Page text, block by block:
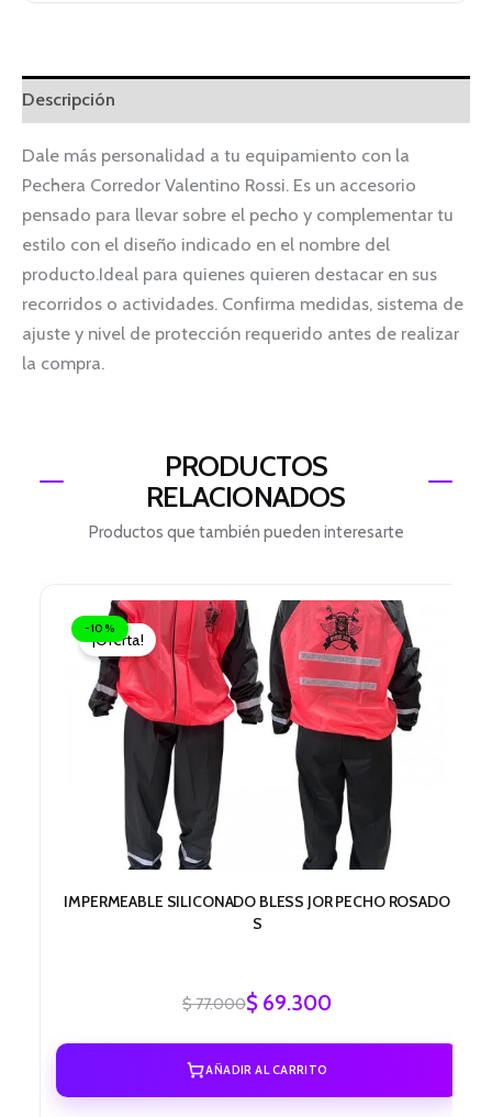
Descripción
Dale más personalidad a tu equipamiento con la
Pechera Corredor Valentino Rossi. Es un accesorio
pensado para llevar sobre el pecho y complementar tu
estilo con el diseño indicado en el nombre del
producto.Ideal para quienes quieren destacar en sus
recorridos o actividades. Confirma medidas, sistema de
ajuste y nivel de protección requerido antes de realizar
la compra.
PRODUCTOS
RELACIONADOS
Productos que también pueden interesarte
-10%
¡Oferta!
IMPERMEABLE SILICONADO BLESS JOR PECHO ROSADO
S
$77.000
precio
original
era:
$ 77.000.
$ 69.300
precio
actual
es:
$ 69.300.
AÑADIR AL CARRITO